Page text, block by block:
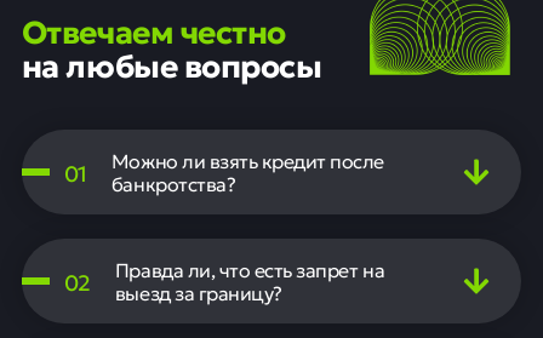
Отвечаем честно
на любые вопросы
01 Можно ли взять кредит после
банкротства?
не предоставляются, однако это не соответствует
действительности. Банки одобряют кредиты на основании
текущего финансового состояния заемщика.
02 Правда ли, что есть запрет на
выезд за границу?